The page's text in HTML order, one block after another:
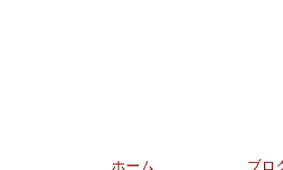
ホーム ブロ